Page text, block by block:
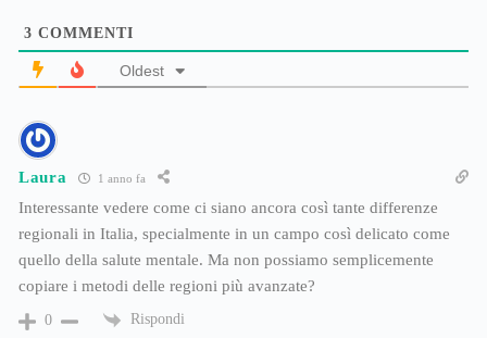
3 COMMENTI
Oldest
Laura 1 anno fa
Interessante vedere come ci siano ancora così tante differenze
regionali in Italia, specialmente in un campo così delicato come
quello della salute mentale. Ma non possiamo semplicemente
copiare i metodi delle regioni più avanzate?
0 Rispondi